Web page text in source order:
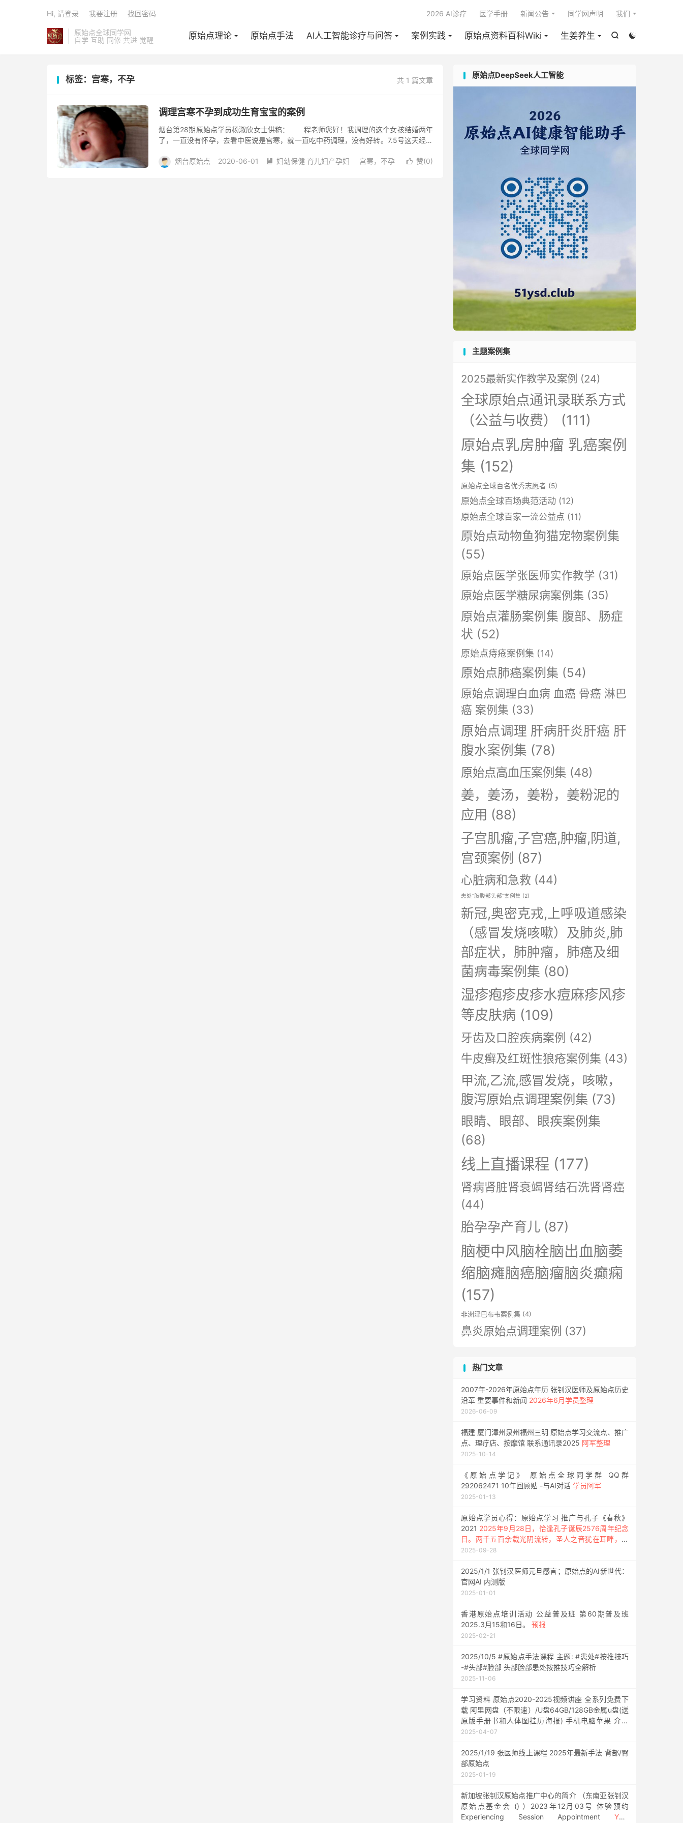
原始点全球同学网
自学 互助 同修 共进 觉醒


原始点理论 原始点手法 AI人工智能诊疗与问答 案例实践 原始点资料百科Wiki 生姜养生
2026 AI诊疗 医学手册 新闻公告 同学网声明 我们
Hi, 请登录 我要注册 找回密码
共 1 篇文章
标签：宫寒，不孕
调理宫寒不孕到成功生育宝宝的案例
烟台第28期原始点学员杨淑欣女士供稿： 程老师您好！我调理的这个女孩结婚两年
了，一直没有怀孕，去看中医说是宫寒，就一直吃中药调理，没有好转。7.5号这天经她
泡脚，早晨出去锻炼两个小时身体，每天下午推一次上背部，下背部，臀部和荐椎，按
 赞(0)
烟台原始点 2020-06-01  妇幼保健 育儿妇产孕妇
宫寒，不孕
原始点DeepSeek人工智能
主题案例集
2025最新实作教学及案例 (24)
全球原始点通讯录联系方式
（公益与收费）
(111)
原始点乳房肿瘤 乳癌案例
集 (152)
原始点全球百名优秀志愿者 (5)
原始点全球百场典范活动 (12)
原始点全球百家一流公益点 (11)
原始点动物鱼狗猫宠物案例集
(55)
原始点医学张医师实作教学 (31)
原始点医学糖尿病案例集 (35)
原始点灌肠案例集 腹部、肠症
状 (52)
原始点痔疮案例集 (14)
原始点肺癌案例集 (54)
原始点调理白血病 血癌 骨癌 淋巴
癌 案例集 (33)
原始点调理 肝病肝炎肝癌 肝
腹水案例集 (78)
原始点高血压案例集 (48)
姜，姜汤，姜粉，姜粉泥的
应用 (88)
子宫肌瘤,子宫癌,肿瘤,阴道,
宫颈案例 (87)
心脏病和急救 (44)
患处“胸腹部头部”案例集 (2)
新冠,奥密克戎,上呼吸道感染
（感冒发烧咳嗽）及肺炎,肺
部症状，肺肿瘤，肺癌及细
菌病毒案例集 (80)
湿疹疱疹皮疹水痘麻疹风疹
等皮肤病 (109)
牙齿及口腔疾病案例 (42)
牛皮癣及红斑性狼疮案例集 (43)
甲流,乙流,感冒发烧，咳嗽，
腹泻原始点调理案例集 (73)
眼睛、眼部、眼疾案例集
(68)
线上直播课程 (177)
肾病肾脏肾衰竭肾结石洗肾肾癌
(44)
胎孕孕产育儿 (87)
脑梗中风脑栓脑出血脑萎
缩脑瘫脑癌脑瘤脑炎癫痫
(157)
非洲津巴布韦案例集 (4)
鼻炎原始点调理案例 (37)
热门文章
2007年-2026年原始点年历 张钊汉医师及原始点历史
沿革 重要事件和新闻 2026年6月学员整理
2026-06-09
福建 厦门漳州泉州福州三明 原始点学习交流点、推广
点、理疗店、按摩馆 联系通讯录2025 阿军整理
2025-10-14
《原始点学记》 原始点全球同学群 QQ群
292062471 10年回顾贴 -与AI对话 学员阿军
2025-01-13
原始点学员心得：原始点学习 推广与孔子《春秋》
2021 2025年9月28日，恰逢孔子诞辰2576周年纪念
日。两千五百余载光阴流转，圣人之音犹在耳畔，其
道如日月，照耀华夏文明之长河。
2025-09-28
2025/1/1 张钊汉医师元旦感言；原始点的AI新世代：
官网AI 内测版
2025-01-01
香港原始点培训活动 公益普及班 第60期普及班
2025.3月15和16日。 预报
2025-02-21
2025/10/5 #原始点手法课程 主题: #患处#按推技巧
-#头部#脸部 头部脸部患处按推技巧全解析
2025-11-06
学习资料 原始点2020-2025视频讲座 全系列免费下
载 阿里网盘（不限速）/U盘64GB/128GB金属u盘(送
原版手册书和人体图挂历海报) 手机电脑苹果 介绍
2025年4月更新
2025-04-07
2025/1/19 张医师线上课程 2025年最新手法 背部/臀
部原始点
2025-01-19
新加坡张钊汉原始点推广中心的简介 （东南亚张钊汉
原始点基金会 () ）2023年12月03号 体验预约
Experiencing Session Appointment YSD